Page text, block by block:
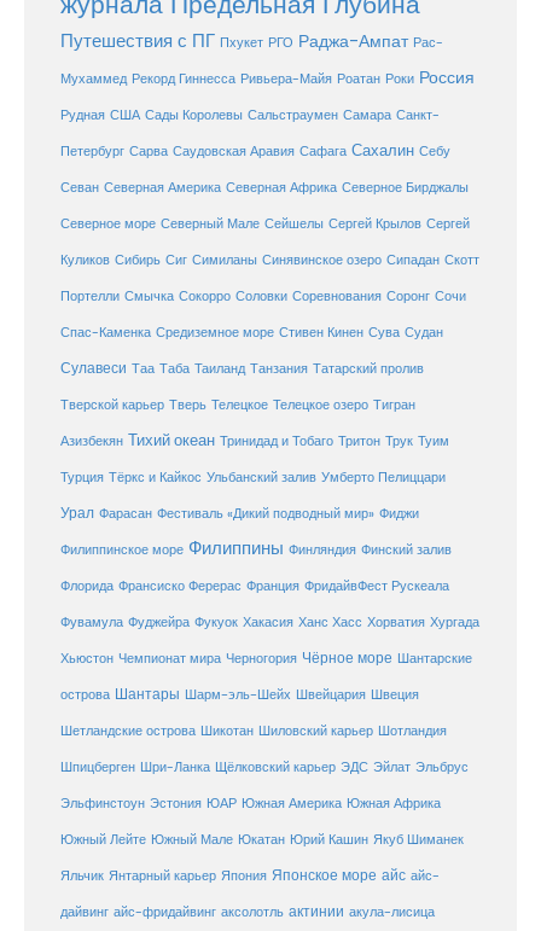
Путешествия с ПГ Пхукет РГО Раджа-Ампат Рас-
Мухаммед Рекорд Гиннесса Ривьера-Майя Роатан Роки Россия
Рудная США Сады Королевы Сальстраумен Самара Санкт-
Петербург Сарва Саудовская Аравия Сафага Сахалин Себу
Севан Северная Америка Северная Африка Северное Бирджалы
Северное море Северный Мале Сейшелы Сергей Крылов Сергей
Куликов Сибирь Сиг Симиланы Синявинское озеро Сипадан Скотт
Портелли Смычка Сокорро Соловки Соревнования Соронг Сочи
Спас-Каменка Средиземное море Стивен Кинен Сува Судан
Сулавеси Таа Таба Таиланд Танзания Татарский пролив
Тверской карьер Тверь Телецкое Телецкое озеро Тигран
Азизбекян Тихий океан Тринидад и Тобаго Тритон Трук Туим
Турция Тёркс и Кайкос Ульбанский залив Умберто Пелиццари
Урал Фарасан Фестиваль «Дикий подводный мир» Фиджи
Филиппинское море Филиппины Финляндия Финский залив
Флорида Франсиско Ферерас Франция ФридайвФест Рускеала
Фувамула Фуджейра Фукуок Хакасия Ханс Хасс Хорватия Хургада
Хьюстон Чемпионат мира Черногория Чёрное море Шантарские
острова Шантары Шарм-эль-Шейх Швейцария Швеция
Шетландские острова Шикотан Шиловский карьер Шотландия
Шпицберген Шри-Ланка Щёлковский карьер ЭДС Эйлат Эльбрус
Эльфинстоун Эстония ЮАР Южная Америка Южная Африка
Южный Лейте Южный Мале Юкатан Юрий Кашин Якуб Шиманек
Яльчик Янтарный карьер Япония Японское море айс айс-
дайвинг айс-фридайвинг аксолотль актинии акула-лисица